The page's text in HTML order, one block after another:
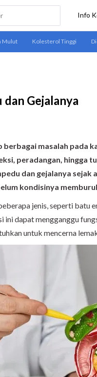
Gejalanya
masalah pada
peradangan, hingga
dan gejalanya sejak
kondisinya
jenis, seperti batu
ini dapat mengganggu
untuk mencerna